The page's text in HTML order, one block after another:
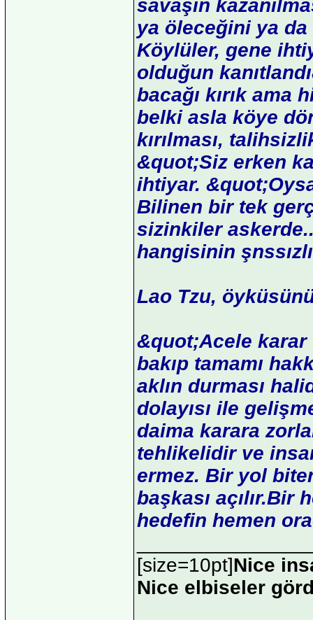
savaşın
ya öleceğini ya
Köylüler, gene
olduğun
bacağı kırık ama
belki asla köye
kırılması,
&quot;Siz erken
ihtiyar.
Bilinen bir tek
sizinkiler
hangisinin
Lao Tzu,
&quot;Acele
bakıp tamamı
aklın durması
dolayısı ile
daima karara
tehlikelidir ve
ermez. Bir yol
başkası açılır.Bir
hedefin hemen
[size=10pt]Nice
Nice elbiseler